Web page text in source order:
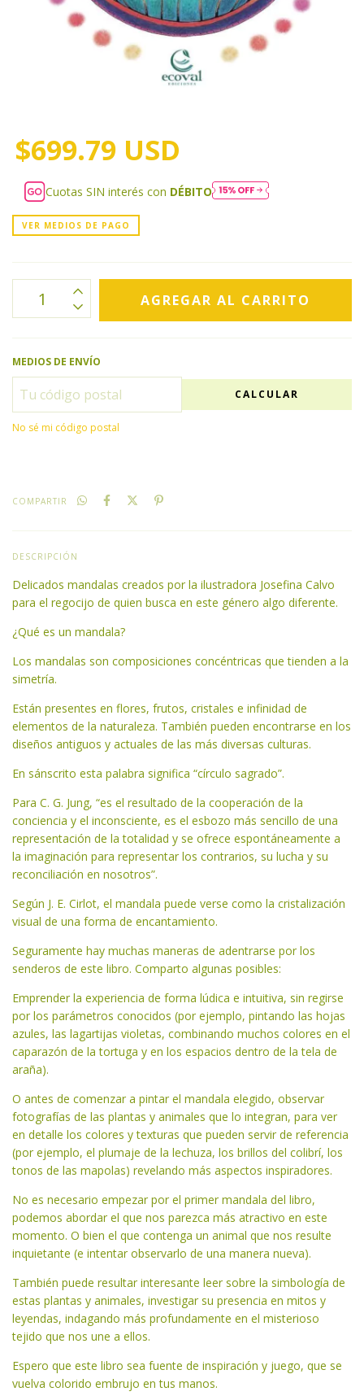
$699.79 USD
Cuotas SIN interés con DÉBITO
VER MEDIOS DE PAGO
MEDIOS DE ENVÍO
CALCULAR
No sé mi código postal
COMPARTIR
DESCRIPCIÓN
Delicados mandalas creados por la ilustradora Josefina Calvo
para el regocijo de quien busca en este género algo diferente.
¿Qué es un mandala?
Los mandalas son composiciones concéntricas que tienden a la
simetría.
Están presentes en flores, frutos, cristales e infinidad de
elementos de la naturaleza. También pueden encontrarse en los
diseños antiguos y actuales de las más diversas culturas.
En sánscrito esta palabra significa “círculo sagrado”.
Para C. G. Jung, “es el resultado de la cooperación de la
conciencia y el inconsciente, es el esbozo más sencillo de una
representación de la totalidad y se ofrece espontáneamente a
la imaginación para representar los contrarios, su lucha y su
reconciliación en nosotros”.
Según J. E. Cirlot, el mandala puede verse como la cristalización
visual de una forma de encantamiento.
Seguramente hay muchas maneras de adentrarse por los
senderos de este libro. Comparto algunas posibles:
Emprender la experiencia de forma lúdica e intuitiva, sin regirse
por los parámetros conocidos (por ejemplo, pintando las hojas
azules, las lagartijas violetas, combinando muchos colores en el
caparazón de la tortuga y en los espacios dentro de la tela de
araña).
O antes de comenzar a pintar el mandala elegido, observar
fotografías de las plantas y animales que lo integran, para ver
en detalle los colores y texturas que pueden servir de referencia
(por ejemplo, el plumaje de la lechuza, los brillos del colibrí, los
tonos de las mapolas) revelando más aspectos inspiradores.
No es necesario empezar por el primer mandala del libro,
podemos abordar el que nos parezca más atractivo en este
momento. O bien el que contenga un animal que nos resulte
inquietante (e intentar observarlo de una manera nueva).
También puede resultar interesante leer sobre la simbología de
estas plantas y animales, investigar su presencia en mitos y
leyendas, indagando más profundamente en el misterioso
tejido que nos une a ellos.
Espero que este libro sea fuente de inspiración y juego, que se
vuelva colorido embrujo en tus manos.